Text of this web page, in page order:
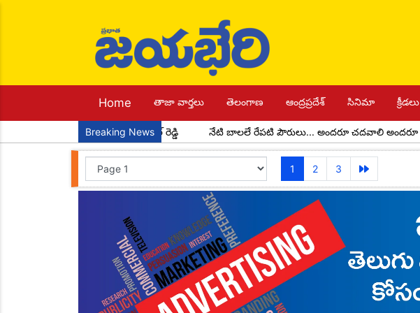
Home తాజా వార్తలు తెలంగాణ ఆంద్రప్రదేశ్ సినిమా క్రీడలు
Breaking News
అధ్యక్షులుగా చాడ కొండాల్ రెడ్డి నేటి బాలలే రేపటి పౌరులు... అందరూ చదవాలి అందరూ ఎదగాలి
1 2 3